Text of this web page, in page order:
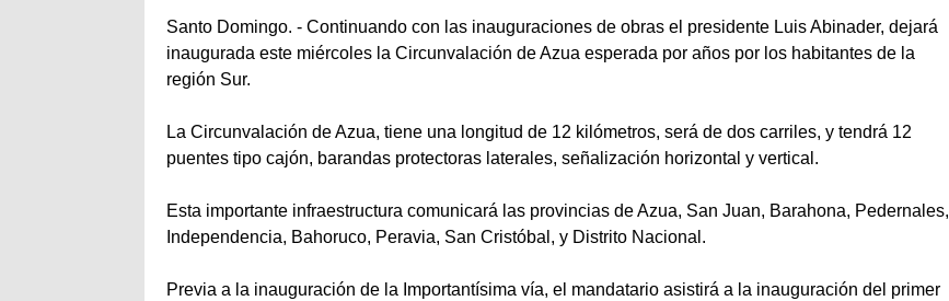
Santo Domingo. - Continuando con las inauguraciones de obras el presidente Luis Abinader, dejará
inaugurada este miércoles la Circunvalación de Azua esperada por años por los habitantes de la
región Sur.
La Circunvalación de Azua, tiene una longitud de 12 kilómetros, será de dos carriles, y tendrá 12
puentes tipo cajón, barandas protectoras laterales, señalización horizontal y vertical.
Esta importante infraestructura comunicará las provincias de Azua, San Juan, Barahona, Pedernales,
Independencia, Bahoruco, Peravia, San Cristóbal, y Distrito Nacional.
Previa a la inauguración de la Importantísima vía, el mandatario asistirá a la inauguración del primer